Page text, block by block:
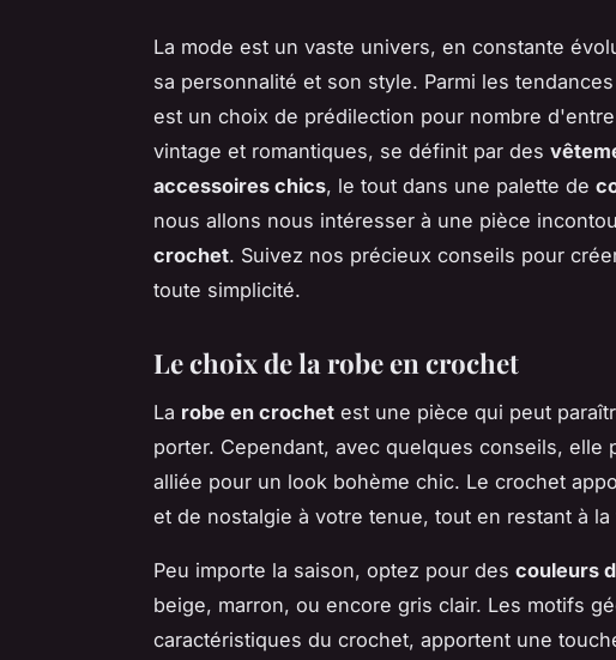
La mode est un vaste univers, en constante
sa personnalité et son style. Parmi les
est un choix de prédilection pour nombre
vintage et romantiques, se définit par des
accessoires chics, le tout dans une palette de
nous allons nous intéresser à une pièce
crochet. Suivez nos précieux conseils pour
toute simplicité.
Le choix de la robe en crochet
La robe en crochet est une pièce qui peut
porter. Cependant, avec quelques conseils, elle
alliée pour un look bohème chic. Le crochet
et de nostalgie à votre tenue, tout en restant à
Peu importe la saison, optez pour des couleurs
beige, marron, ou encore gris clair. Les motifs
caractéristiques du crochet, apportent une